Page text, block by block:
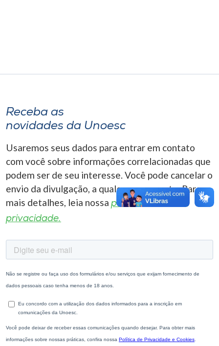
A-
Receba as
novidades da Unoesc
Usaremos seus dados para entrar em contato
com você sobre informações correlacionadas que
podem ser de seu interesse. Você pode cancelar o
envio da divulgação, a qualquer momento. Para
mais detalhes, leia nossa política de
privacidade.